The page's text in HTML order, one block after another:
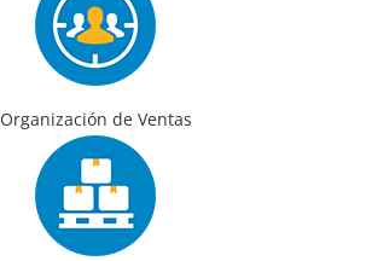
Organización de Ventas